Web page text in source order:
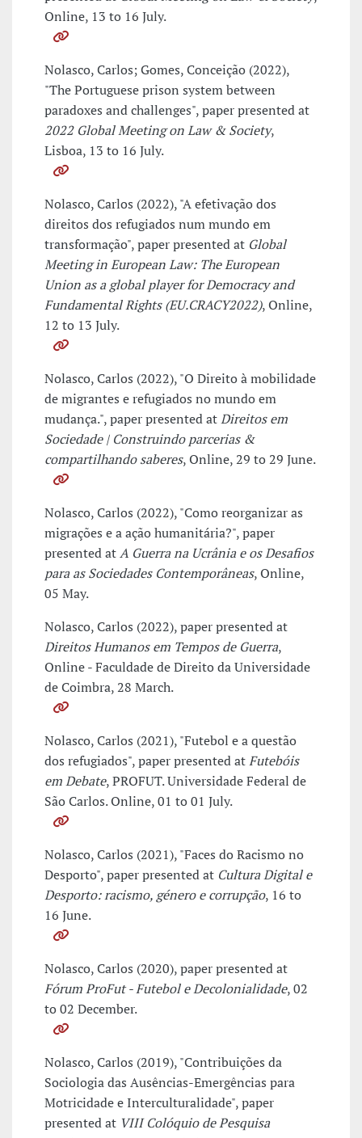
Online, 13 to 16 July.
Nolasco, Carlos; Gomes, Conceição (2022),
"The Portuguese prison system between
paradoxes and challenges", paper presented at
2022 Global Meeting on Law & Society,
Lisboa, 13 to 16 July.
Nolasco, Carlos (2022), "A efetivação dos
direitos dos refugiados num mundo em
transformação", paper presented at Global
Meeting in European Law: The European
Union as a global player for Democracy and
Fundamental Rights (EU.CRACY2022), Online,
12 to 13 July.
Nolasco, Carlos (2022), "O Direito à mobilidade
de migrantes e refugiados no mundo em
mudança.", paper presented atDireitos em
Sociedade | Construindo parcerias &
compartilhando saberes, Online, 29 to 29 June.
Nolasco, Carlos (2022), "Como reorganizar as
migrações e a ação humanitária?", paper
presented atA Guerra na Ucrânia e os Desafios
para as Sociedades Contemporâneas, Online,
05 May.
Nolasco, Carlos (2022), paper presented at
Direitos Humanos em Tempos de Guerra,
Online - Faculdade de Direito da Universidade
de Coimbra, 28 March.
Nolasco, Carlos (2021), "Futebol e a questão
dos refugiados", paper presented atFutebóis
em Debate, PROFUT. Universidade Federal de
São Carlos. Online, 01 to 01 July.
Nolasco, Carlos (2021), "Faces do Racismo no
Desporto", paper presented at Cultura Digital e
Desporto: racismo, género e corrupção, 16 to
16 June.
Nolasco, Carlos (2020), paper presented at
Fórum ProFut - Futebol e Decolonialidade, 02
to 02 December.
Nolasco, Carlos (2019), "Contribuições da
Sociologia das Ausências-Emergências para
Motricidade e Interculturalidade", paper
presented at VIII Colóquio de Pesquisa